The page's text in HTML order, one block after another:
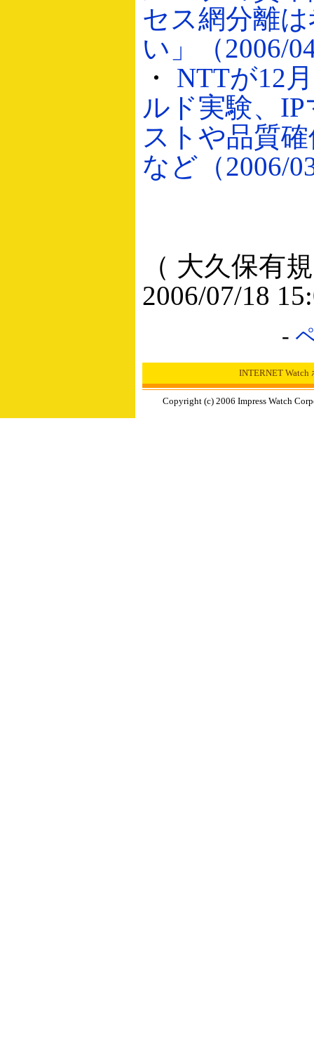
セス網分離
い」（2006/
・ NTTが12
ルド実験、
ストや品質
など（2006/
（ 大久保有
2006/07/18
-
INTERNET Watch
Copyright (c) 2006 Impress Watch